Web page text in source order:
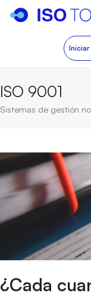
Iniciar
ISO 9001
Sistemas de gestión
¿Cada